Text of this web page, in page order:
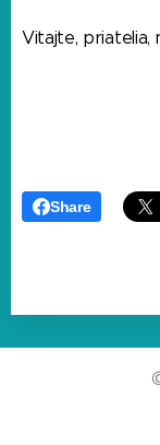
Vitajte, priatelia,
Share